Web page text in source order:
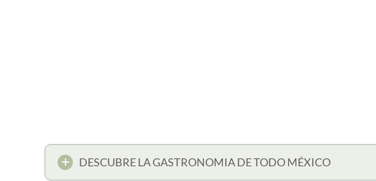
DESCUBRE LA GASTRONOMIA DE TODO MÉXICO